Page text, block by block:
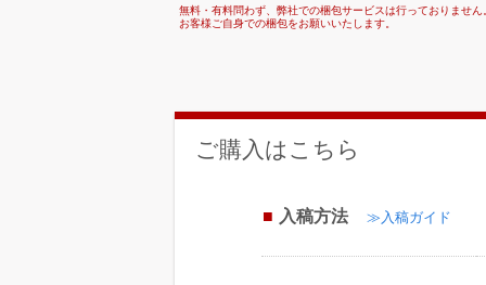
無料・有料問わず、弊社での梱包サービスは行っておりません
お客様ご自身での梱包をお願いいたします。
ご購入はこちら
入稿方法 ≫入稿ガイド